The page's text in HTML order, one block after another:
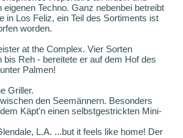
eigenen Techno. Ganz nebenbei betreibt
in Los Feliz, ein Teil des Sortiments ist
worden.
at the Complex. Vier Sorten
bis Reh - bereitete er auf dem Hof des
Palmen!
Griller.
den Seemännern. Besonders
Käpt'n einen selbstgestrickten Mini-
L.A. ...but it feels like home! Der